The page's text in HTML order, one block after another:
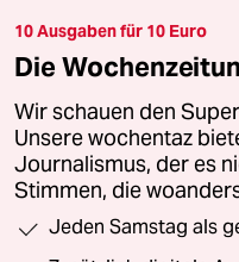
10 Ausgaben für 10 Euro
Die
Wir schauen den
Unsere wochentaz
Journalismus, der es
Stimmen, die
Jeden Samstag als